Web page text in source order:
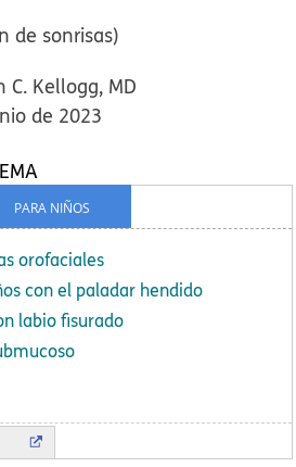
de sonrisas)
C. Kellogg, MD
de 2023
PARA NIÑOS
orofaciales
con el paladar hendido
labio fisurado